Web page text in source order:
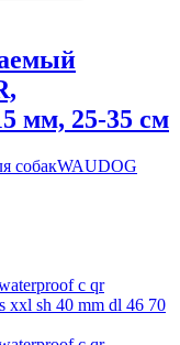
мм, 25-35 см
собакWAUDOG